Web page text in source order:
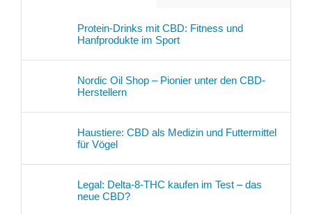
Protein-Drinks mit CBD: Fitness und
Hanfprodukte im Sport
Nordic Oil Shop – Pionier unter den CBD-
Herstellern
Haustiere: CBD als Medizin und Futtermittel
für Vögel
Legal: Delta-8-THC kaufen im Test – das
neue CBD?